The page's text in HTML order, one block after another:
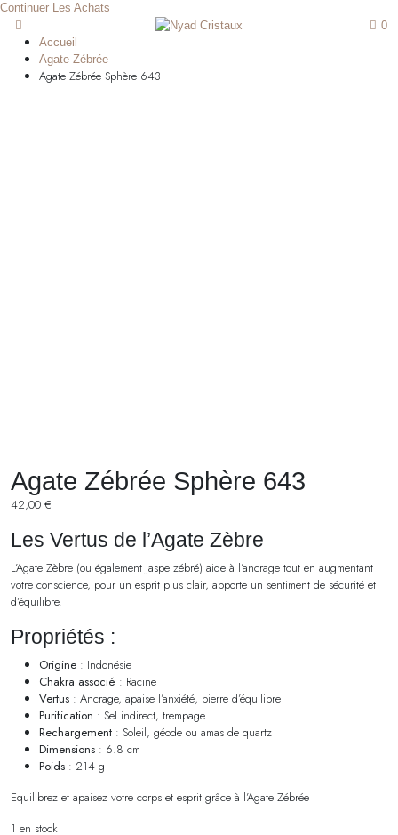
Continuer Les Achats
0
Accueil
Agate Zébrée
Agate Zébrée Sphère 643
Agate Zébrée Sphère 643
42,00 €
Les Vertus de l’Agate Zèbre
L’Agate Zèbre (ou également Jaspe zébré) aide à l’ancrage tout en augmentant
votre conscience, pour un esprit plus clair, apporte un sentiment de sécurité et
d’équilibre.
Propriétés :
Origine : Indonésie
Chakra associé : Racine
Vertus : Ancrage, apaise l’anxiété, pierre d’équilibre
Purification : Sel indirect, trempage
Rechargement : Soleil, géode ou amas de quartz
Dimensions : 6.8 cm
Poids : 214 g
Equilibrez et apaisez votre corps et esprit grâce à l’Agate Zébrée
1 en stock